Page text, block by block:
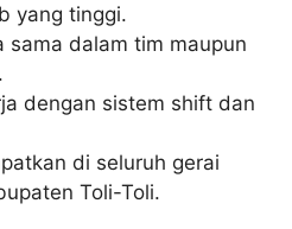
yang tinggi.
sama dalam tim maupun
dengan sistem shift dan
di seluruh gerai
Toli-Toli.